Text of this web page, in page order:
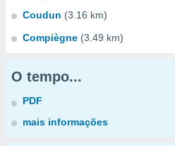
Coudun (3.16 km)
Compiègne (3.49 km)
O tempo...
PDF
mais informações